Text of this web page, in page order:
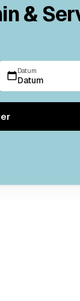
&
Datum
Datum